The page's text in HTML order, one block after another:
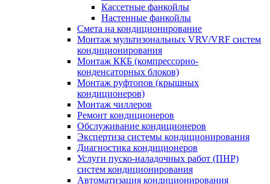
Кассетные фанкойлы
Настенные фанкойлы
Смета на кондиционирование
Монтаж мультизональных VRV/VRF систем
кондиционирования
Монтаж ККБ (компрессорно-
конденсаторных блоков)
Монтаж руфтопов (крышных
кондиционеров)
Монтаж чиллеров
Ремонт кондиционеров
Обслуживание кондиционеров
Экспертиза системы кондиционирования
Диагностика кондиционеров
Услуги пуско-наладочных работ (ПНР)
систем кондиционирования
Автоматизация кондиционирования